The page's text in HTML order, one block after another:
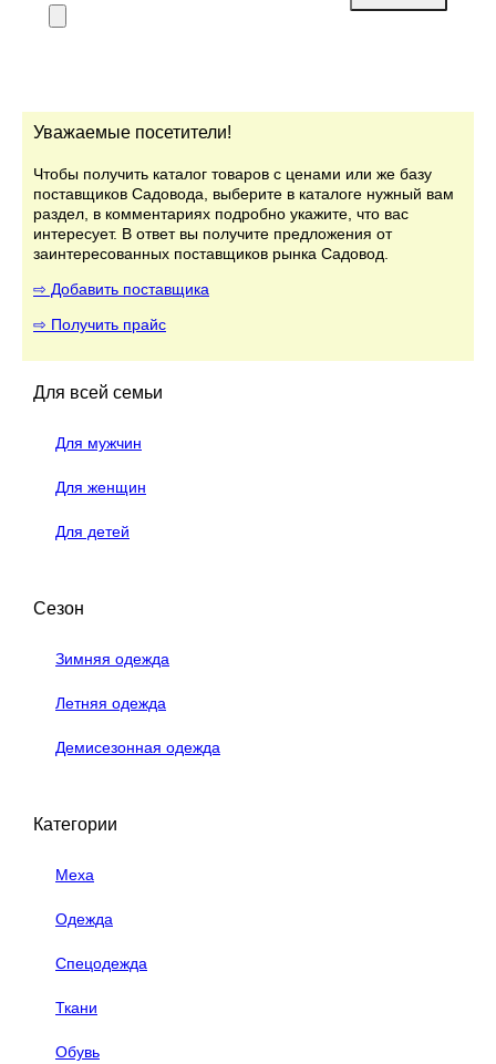
Уважаемые посетители!
Чтобы получить каталог товаров с ценами или же базу
поставщиков Садовода, выберите в каталоге нужный вам
раздел, в комментариях подробно укажите, что вас
интересует. В ответ вы получите предложения от
заинтересованных поставщиков рынка Садовод.
⇨ Добавить поставщика
⇨ Получить прайс
Для всей семьи
Для мужчин
Для женщин
Для детей
Сезон
Зимняя одежда
Летняя одежда
Демисезонная одежда
Категории
Меха
Одежда
Спецодежда
Ткани
Обувь